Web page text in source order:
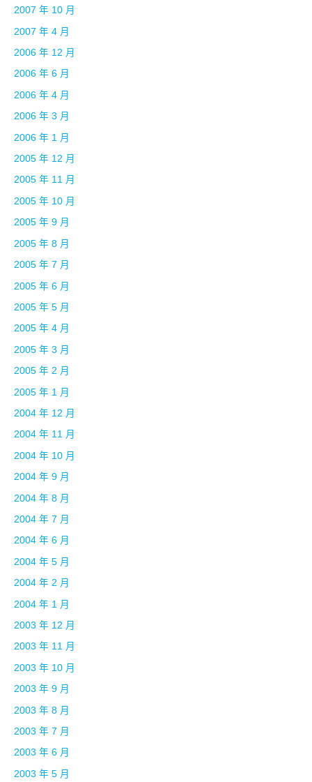
2007 年 10 月
2007 年 4 月
2006 年 12 月
2006 年 6 月
2006 年 4 月
2006 年 3 月
2006 年 1 月
2005 年 12 月
2005 年 11 月
2005 年 10 月
2005 年 9 月
2005 年 8 月
2005 年 7 月
2005 年 6 月
2005 年 5 月
2005 年 4 月
2005 年 3 月
2005 年 2 月
2005 年 1 月
2004 年 12 月
2004 年 11 月
2004 年 10 月
2004 年 9 月
2004 年 8 月
2004 年 7 月
2004 年 6 月
2004 年 5 月
2004 年 2 月
2004 年 1 月
2003 年 12 月
2003 年 11 月
2003 年 10 月
2003 年 9 月
2003 年 8 月
2003 年 7 月
2003 年 6 月
2003 年 5 月